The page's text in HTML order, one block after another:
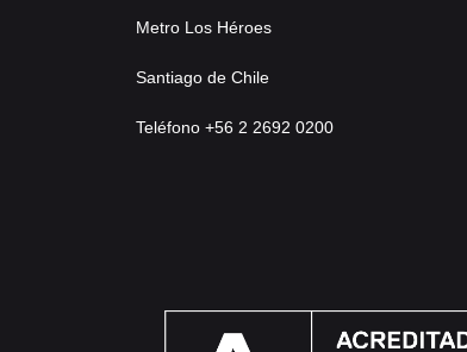
Metro Los Héroes
Santiago de Chile
Teléfono +56 2 2692 0200